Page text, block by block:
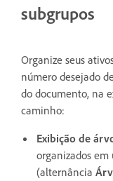
subgrupos
Organize seus
número desejado
do documento, na
caminho:
Exibição de
organizados
(alternância